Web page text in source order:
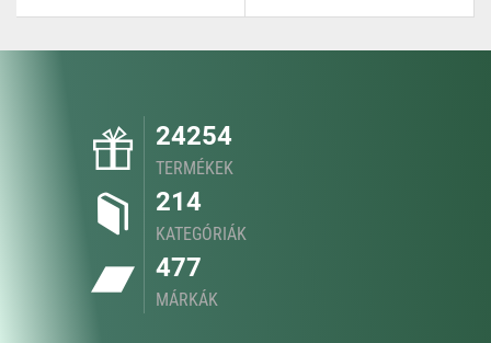
24254
TERMÉKEK
214
KATEGÓRIÁK
477
MÁRKÁK